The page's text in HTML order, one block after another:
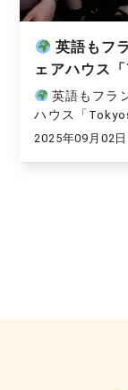
英語もフ
ェアハウス
英語もフラ
ハウス「
2025年09月02日